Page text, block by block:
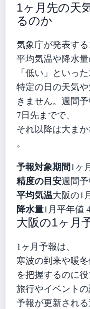
1ヶ月先の天
るのか
気象庁が発表する
平均気温や降水
「低い」といっ
特定の日の天気
きません。週間
7日先までで、
それ以降は大ま
。
予報対象期間1ヶ
精度の目安週間
平均気温大阪の1
降水量1月平年値
大阪の1ヶ月
1ヶ月予報は、
寒波の到来や暖
を把握するのに役
旅行やイベントの
予報が更新され